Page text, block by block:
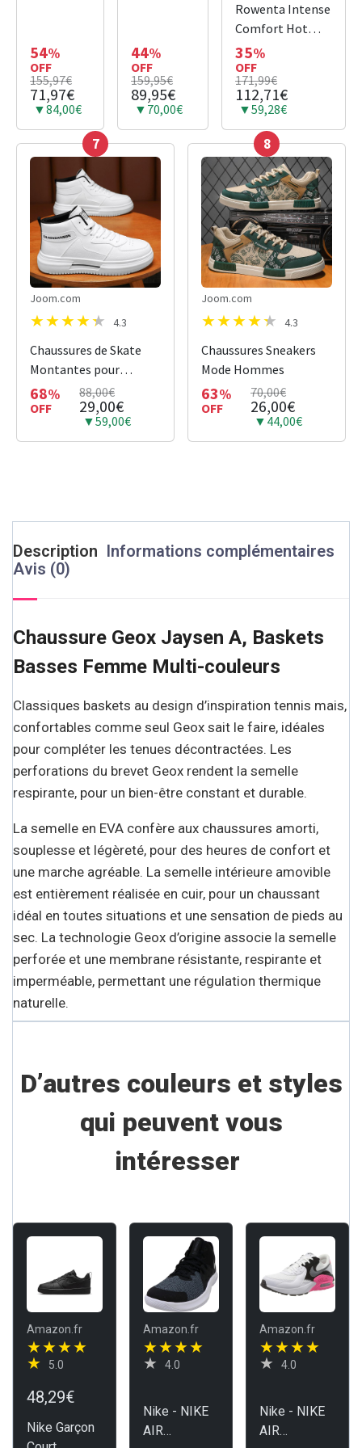
FONCE
54%
OFF
155,97€
71,97€
▼84,00€
44%
OFF
159,95€
89,95€
▼70,00€
Rowenta Intense
Comfort Hot
Tower Ceramic
Fan and Heater
1000/1400/2400
W, Eco Mode,
Quiet 42 dB(A),
For Rooms up to
40 m², LED,
SO9420F0, Black
35%
OFF
171,99€
112,71€
▼59,28€
7
Joom.com
4.3
Chaussures de Skate
Montantes pour
Hommes Confortables
68%
OFF
88,00€
29,00€
▼59,00€
8
Joom.com
4.3
Chaussures Sneakers
Mode Hommes
63%
OFF
70,00€
26,00€
▼44,00€
Description Informations complémentaires
Avis (0)
Chaussure Geox Jaysen A, Baskets
Basses Femme Multi-couleurs
Classiques baskets au design d’inspiration tennis mais,
confortables comme seul Geox sait le faire, idéales
pour compléter les tenues décontractées. Les
perforations du brevet Geox rendent la semelle
respirante, pour un bien-être constant et durable.
La semelle en EVA confère aux chaussures amorti,
souplesse et légèreté, pour des heures de confort et
une marche agréable. La semelle intérieure amovible
est entièrement réalisée en cuir, pour un chaussant
idéal en toutes situations et une sensation de pieds au
sec. La technologie Geox d’origine associe la semelle
perforée et une membrane résistante, respirante et
imperméable, permettant une régulation thermique
naturelle.
D’autres couleurs et styles
qui peuvent vous
intéresser
Amazon.fr
5.0
48,29€
Nike Garçon
Amazon.fr
4.0
Nike - NIKE
AIR
Amazon.fr
4.0
Nike - NIKE
AIR